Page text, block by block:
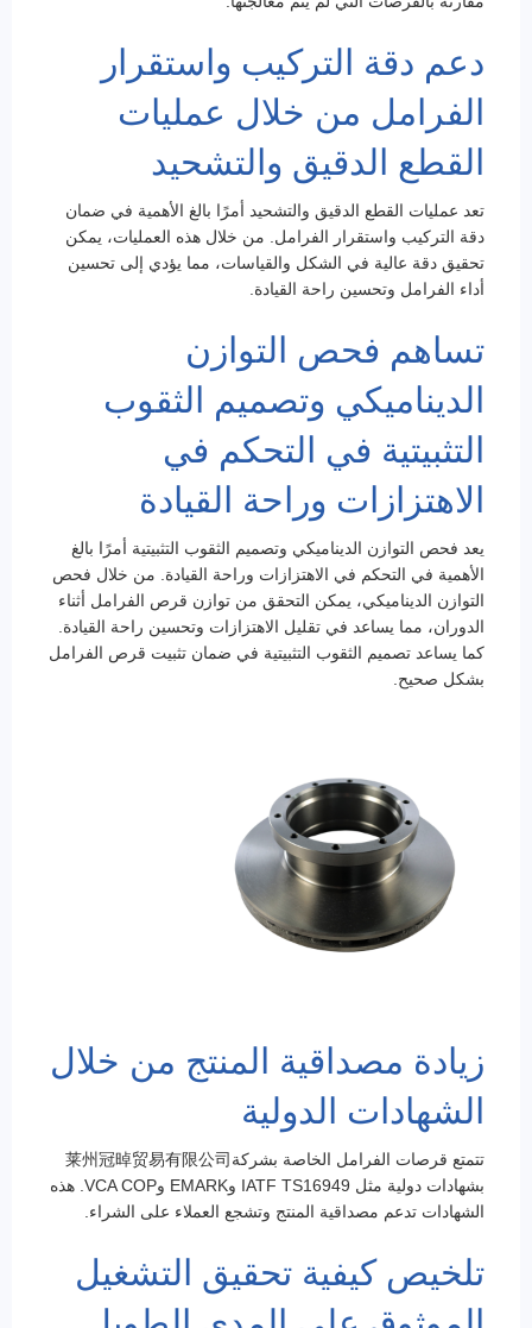
دعم دقة التركيب واستقرار
الفرامل من خلال عمليات
القطع الدقيق والتشحيد
تعد عمليات القطع الدقيق والتشحيد أمرًا بالغ الأهمية في ضمان
دقة التركيب واستقرار الفرامل. من خلال هذه العمليات، يمكن
تحقيق دقة عالية في الشكل والقياسات، مما يؤدي إلى تحسين
أداء الفرامل وتحسين راحة القيادة.
تساهم فحص التوازن
الديناميكي وتصميم الثقوب
التثبيتية في التحكم في
الاهتزازات وراحة القيادة
يعد فحص التوازن الديناميكي وتصميم الثقوب التثبيتية أمرًا بالغ
الأهمية في التحكم في الاهتزازات وراحة القيادة. من خلال فحص
التوازن الديناميكي، يمكن التحقق من توازن قرص الفرامل أثناء
الدوران، مما يساعد في تقليل الاهتزازات وتحسين راحة القيادة.
كما يساعد تصميم الثقوب التثبيتية في ضمان تثبيت قرص الفرامل
بشكل صحيح.
زيادة مصداقية المنتج من خلال
الشهادات الدولية
تتمتع قرصات الفرامل الخاصة بشركة莱州冠晫贸易有限公司
بشهادات دولية مثل IATF TS16949 وEMARK وVCA COP. هذه
الشهادات تدعم مصداقية المنتج وتشجع العملاء على الشراء.
تلخيص كيفية تحقيق التشغيل